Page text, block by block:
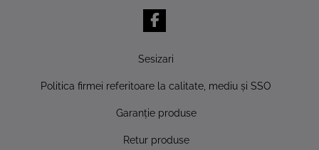
Sesizari
Politica firmei referitoare la calitate, mediu şi SSO
Garanţie produse
Retur produse